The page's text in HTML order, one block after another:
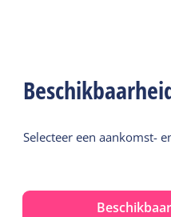
Selecteer een aankomst-